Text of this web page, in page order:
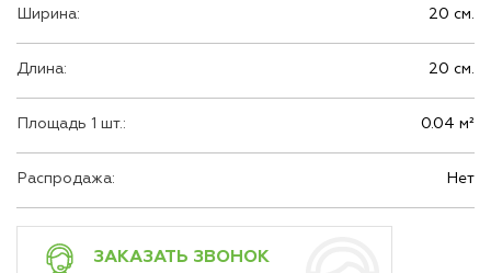
Ширина: 20 см.
Длина: 20 см.
Площадь 1 шт.: 0.04 м²
Распродажа: Нет
ЗАКАЗАТЬ ЗВОНОК